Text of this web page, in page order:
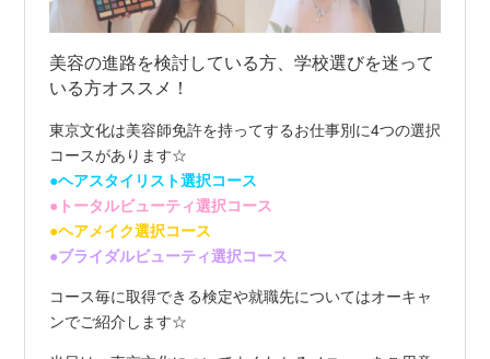
美容の進路を検討している方、学校選びを迷って
いる方オススメ！
東京文化は美容師免許を持ってするお仕事別に4つの選択
コースがあります☆
●ヘアスタイリスト選択コース
●トータルビューティ選択コース
●ヘアメイク選択コース
●ブライダルビューティ選択コース
コース毎に取得できる検定や就職先についてはオーキャ
ンでご紹介します☆